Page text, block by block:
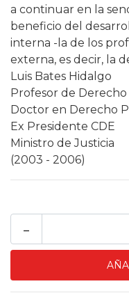
a continuar en la
beneficio del
interna -la de los
externa, es decir, la
Luis Bates Hidalgo
Profesor de Derecho
Doctor en Derecho
Ex Presidente CDE
Ministro de Justicia
(2003 - 2006)
-